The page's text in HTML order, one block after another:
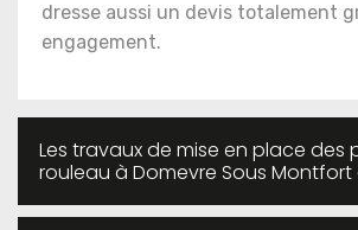
dresse aussi un devis totalement
engagement.
Les travaux de mise en place des
rouleau à Domevre Sous